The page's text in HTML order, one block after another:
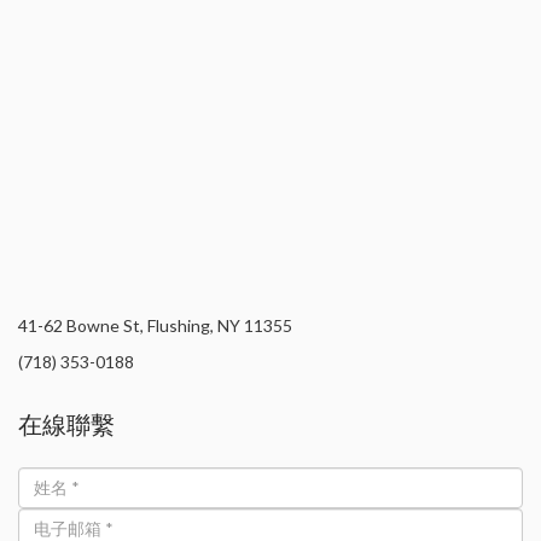
41-62 Bowne St, Flushing, NY 11355
(718) 353-0188
在線聯繫